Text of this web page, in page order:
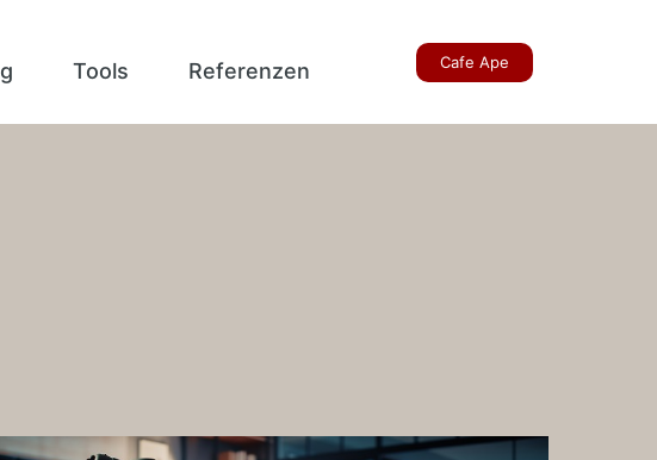
Tools Referenzen Cafe Ape